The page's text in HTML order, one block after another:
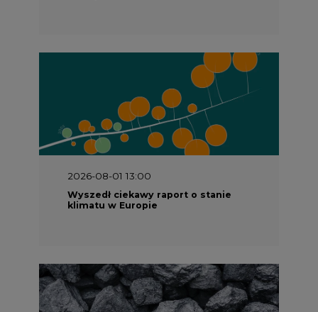
2026-08-01 13:00
Wyszedł ciekawy raport o stanie
klimatu w Europie